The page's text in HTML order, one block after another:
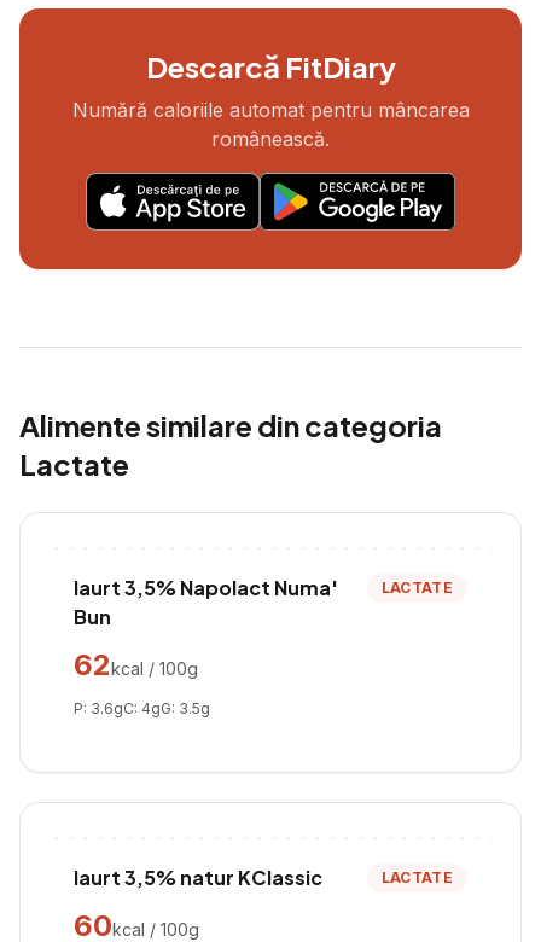
Descarcă FitDiary
Numără caloriile automat pentru mâncarea
românească.
Alimente similare din categoria
Lactate
Iaurt 3,5% Napolact Numa'
Bun
LACTATE
62kcal / 100g
P: 3.6gC: 4gG: 3.5g
Iaurt 3,5% natur KClassic LACTATE
60kcal / 100g